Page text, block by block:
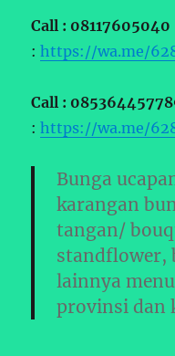
Call :
:https://wa.me/
Call :
:https://wa.me/
Bunga
karangan
tangan/
standflower,
lainnya
provinsi dan